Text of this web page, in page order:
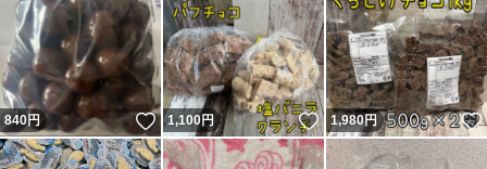
840円 いいね！
1,100円 いいね！
1,980円